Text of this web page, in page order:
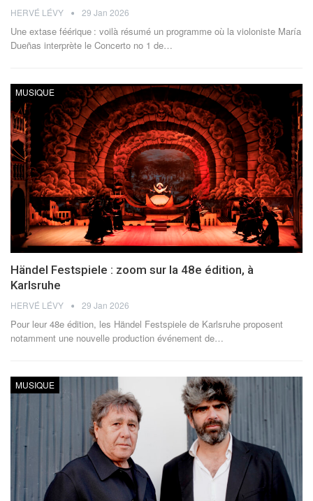
HERVÉ LÉVY 29 Jan 2026
Une extase féérique : voilà résumé un programme où la violoniste María
Dueñas interprète le Concerto no 1 de…
MUSIQUE
Händel Festspiele : zoom sur la 48e édition, à
Karlsruhe
HERVÉ LÉVY 29 Jan 2026
Pour leur 48e édition, les Händel Festspiele de Karlsruhe proposent
notamment une nouvelle production événement de…
MUSIQUE